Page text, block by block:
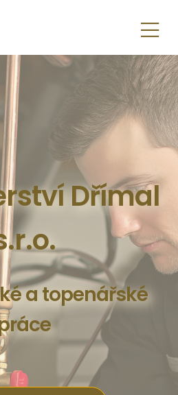
Dřímal
a topenářské